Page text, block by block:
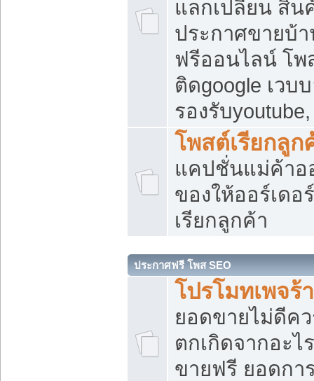
แลกเปลี่ยน สิน
ประกาศขายบ้
ฟรีออนไลน์ โพ
ติดgoogle เวบ
รองรับ
โพสต์เรียกลูก
แคปชั่นแม่ค้าอ
ของให้ออร์เดอ
เรียกลูกค้า
ประกาศฟรี โพส SEO
โปรโมทเพจร้
ยอดขายไม่ดีค
ตกเกิดจากอะไ
ขายฟรี ยอดกา